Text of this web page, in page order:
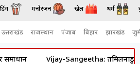
मनोरंजन खेल धर्म
उत्तराखंड राजस्थान पंजाब बिहार झारखंड
Vijay-Sangeetha: तमिलनाडु के